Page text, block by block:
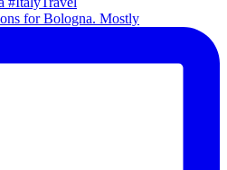
for Bologna. Mostly